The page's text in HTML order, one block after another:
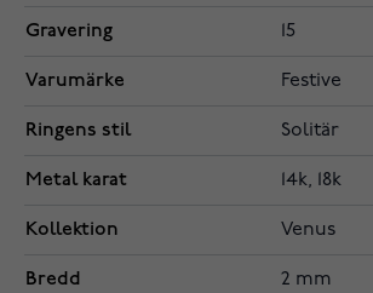
Gravering 15
Varumärke Festive
Ringens stil Solitär
Metal karat 14k, 18k
Kollektion Venus
Bredd 2 mm